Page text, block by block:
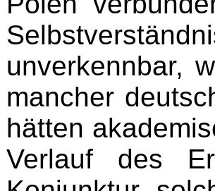
unverkennbar,
mancher
hätten
Verlauf des